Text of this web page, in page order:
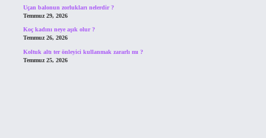
Uçan balonun zorlukları nelerdir ?
Temmuz 29, 2026
Koç kadını neye aşık olur ?
Temmuz 26, 2026
Koltuk altı ter önleyici kullanmak zararlı mı ?
Temmuz 25, 2026